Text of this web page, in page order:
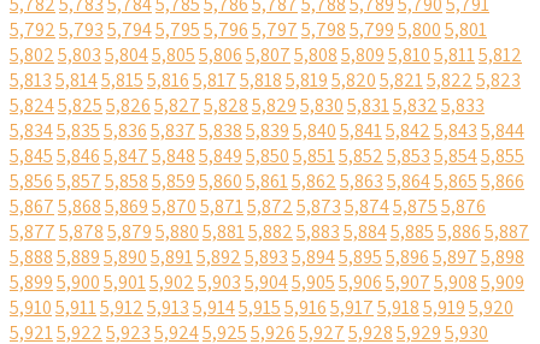
5,7925,7935,7945,7955,7965,7975,7985,7995,8005,801
5,8025,8035,8045,8055,8065,8075,8085,8095,8105,8115,812
5,8135,8145,8155,8165,8175,8185,8195,8205,8215,8225,823
5,8245,8255,8265,8275,8285,8295,8305,8315,8325,833
5,8345,8355,8365,8375,8385,8395,8405,8415,8425,8435,844
5,8455,8465,8475,8485,8495,8505,8515,8525,8535,8545,855
5,8565,8575,8585,8595,8605,8615,8625,8635,8645,8655,866
5,8675,8685,8695,8705,8715,8725,8735,8745,8755,876
5,8775,8785,8795,8805,8815,8825,8835,8845,8855,8865,887
5,8885,8895,8905,8915,8925,8935,8945,8955,8965,8975,898
5,8995,9005,9015,9025,9035,9045,9055,9065,9075,9085,909
5,9105,9115,9125,9135,9145,9155,9165,9175,9185,9195,920
5,9215,9225,9235,9245,9255,9265,9275,9285,9295,930